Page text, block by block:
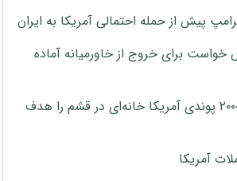
پیش از حمله احتمالی آمریکا به ایران
خواست برای خروج از خاورمیانه آماده
نیویورک‌تایمز: بمب ۲۰۰۰ پوندی آمریکا خانه‌ای در قشم را هدف
آمریکا